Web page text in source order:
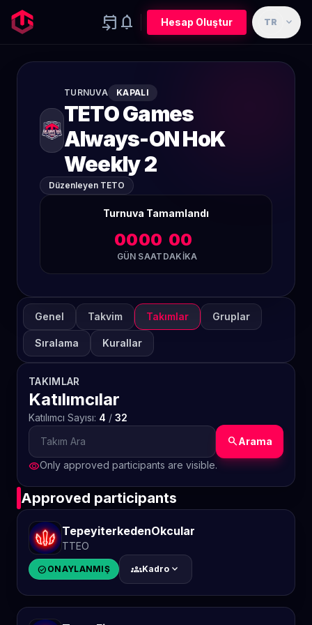
event_upcoming notifications Hesap Oluştur TR expand_more
TURNUVA KAPALI
TETO Games
Always-ON HoK
Weekly 2
Düzenleyen TETO
Turnuva Tamamlandı
00
GÜN
00
SAAT
00
DAKIKA
Genel Takvim Takımlar Gruplar
Sıralama Kurallar
TAKIMLAR
Katılımcılar
Katılımcı Sayısı: 4 / 32
searchArama
visibilityOnly approved participants are visible.
Approved participants
TepeyiterkedenOkcular
TTEO
check_circle ONAYLANMIŞ groupsKadro expand_more